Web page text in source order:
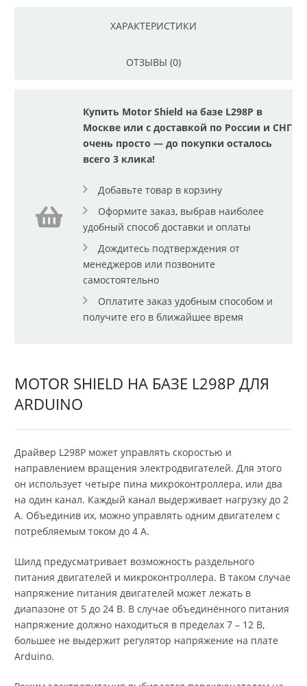
ХАРАКТЕРИСТИКИ
ОТЗЫВЫ (0)
Купить Motor Shield на базе L298P в
Москве или с доставкой по России и СНГ
очень просто — до покупки осталось
всего 3 клика!
Добавьте товар в корзину
Оформите заказ, выбрав наиболее
удобный способ доставки и оплаты
Дождитесь подтверждения от
менеджеров или позвоните
самостоятельно
Оплатите заказ удобным способом и
получите его в ближайшее время
MOTOR SHIELD НА БАЗЕ L298P ДЛЯ
ARDUINO
Драйвер L298P может управлять скоростью и
направлением вращения электродвигателей. Для этого
он использует четыре пина микроконтроллера, или два
на один канал. Каждый канал выдерживает нагрузку до 2
А. Объединив их, можно управлять одним двигателем с
потребляемым током до 4 А.
Шилд предусматривает возможность раздельного
питания двигателей и микроконтроллера. В таком случае
напряжение питания двигателей может лежать в
диапазоне от 5 до 24 В. В случае объединённого питания
напряжение должно находиться в пределах 7 – 12 В,
большее не выдержит регулятор напряжение на плате
Arduino.